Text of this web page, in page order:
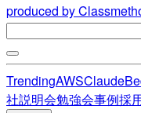
produced by
TrendingAWSClaude
社説明会勉強会事例採